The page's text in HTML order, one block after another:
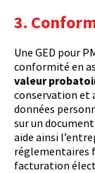
3.
Une GED pour
conformité en
valeur
conservation et
données
sur un
aide ainsi
réglementaires
facturation